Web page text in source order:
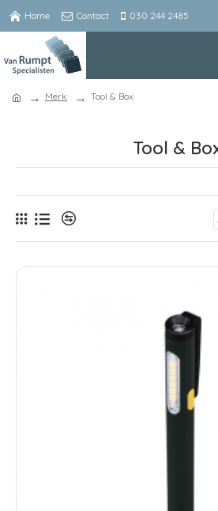
Home Contact 030 244 2485
Merk Tool & Box
Tool &